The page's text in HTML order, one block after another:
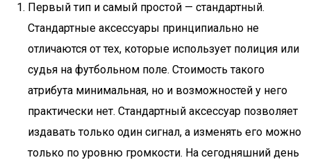
Первый тип и самый простой — стандартный.
Стандартные аксессуары принципиально не
отличаются от тех, которые использует полиция или
судья на футбольном поле. Стоимость такого
атрибута минимальная, но и возможностей у него
практически нет. Стандартный аксессуар позволяет
издавать только один сигнал, а изменять его можно
только по уровню громкости. На сегодняшний день